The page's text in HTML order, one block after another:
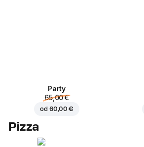
Party
65,00 €
od 60,00 €
Pizza